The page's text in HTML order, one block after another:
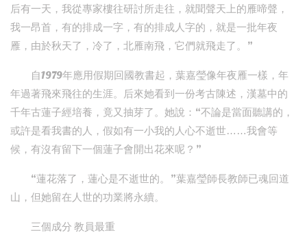
后有一天，我從專家樓往研討所走往，就聞聲天上的雁啼聲，
我一昂首，有的排成一字，有的排成人字的，就是一批年夜
雁，由於秋天了，冷了，北雁南飛，它們就飛走了。”
自1979年應用假期回國教書起，葉嘉瑩像年夜雁一樣，年
年過著飛來飛往的生涯。后來她看到一份考古陳述，漢墓中的
千年古蓮子經培養，竟又抽芽了。她說：“不論是當面聽講的，
或許是看我書的人，假如有一小我的人心不逝世……我會等
候，有沒有留下一個蓮子會開出花來呢？”
“蓮花落了，蓮心是不逝世的。”葉嘉瑩師長教師已魂回道
山，但她留在人世的功業將永續。
三個成分 教員最重